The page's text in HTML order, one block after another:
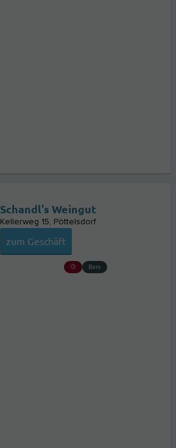
Schandl's Weingut
Kellerweg 15 Pöttelsdorf
zum Geschäft
Bars